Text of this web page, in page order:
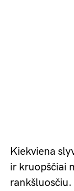
Kiekviena
ir kruopščiai